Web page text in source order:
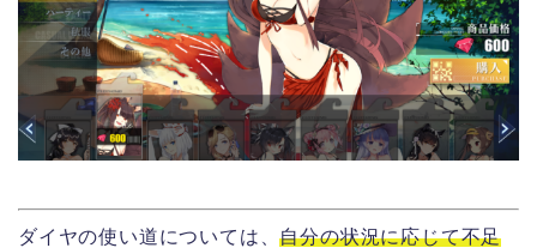
ダイヤの使い道については、自分の状況に応じて不足